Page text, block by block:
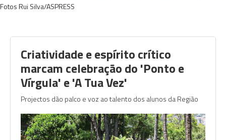
Fotos Rui Silva/ASPRESS
Criatividade e espírito crítico
marcam celebração do 'Ponto e
Vírgula' e 'A Tua Vez'
Projectos dão palco e voz ao talento dos alunos da Região